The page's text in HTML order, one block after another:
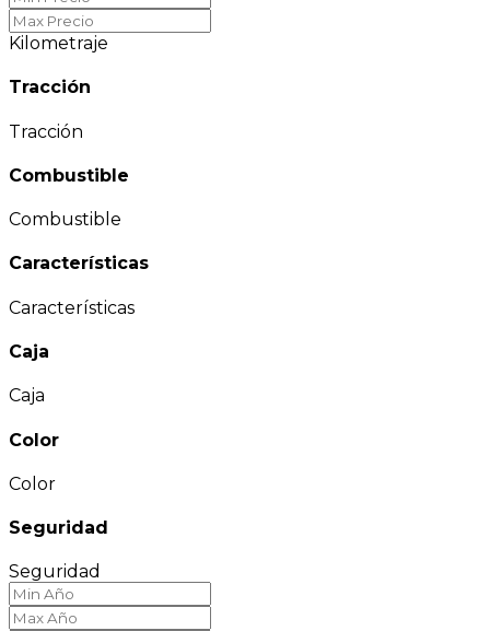
Kilometraje
Tracción
Tracción
Combustible
Combustible
Características
Características
Caja
Caja
Color
Color
Seguridad
Seguridad